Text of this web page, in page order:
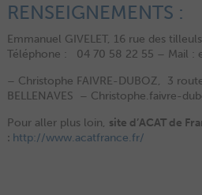
RENSEIGNEMENTS :
Emmanuel GIVELET, 16 rue des
Téléphone : 04 70 58 22 55 – Mail :
– Christophe FAIVRE-DUBOZ, 3
BELLENAVES – Christophe.faivre-
Pour aller plus loin, site d’ACAT de
: http://www.acatfrance.fr/